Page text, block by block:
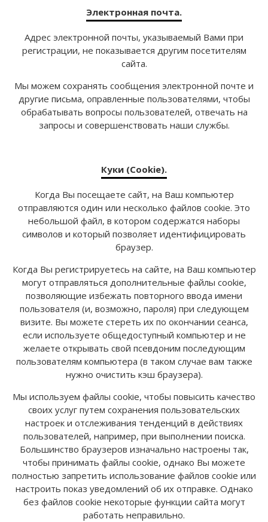
Электронная почта.
Адрес электронной почты, указываемый Вами при
регистрации, не показывается другим посетителям
сайта.
Мы можем сохранять сообщения электронной почте и
другие письма, оправленные пользователями, чтобы
обрабатывать вопросы пользователей, отвечать на
запросы и совершенствовать наши службы.
Куки (Cookie).
Когда Вы посещаете сайт, на Ваш компьютер
отправляются один или несколько файлов cookie. Это
небольшой файл, в котором содержатся наборы
символов и который позволяет идентифицировать
браузер.
Когда Вы регистрируетесь на сайте, на Ваш компьютер
могут отправляться дополнительные файлы cookie,
позволяющие избежать повторного ввода имени
пользователя (и, возможно, пароля) при следующем
визите. Вы можете стереть их по окончании сеанса,
если используете общедоступный компьютер и не
желаете открывать свой псевдоним последующим
пользователям компьютера (в таком случае вам также
нужно очистить кэш браузера).
Мы используем файлы cookie, чтобы повысить качество
своих услуг путем сохранения пользовательских
настроек и отслеживания тенденций в действиях
пользователей, например, при выполнении поиска.
Большинство браузеров изначально настроены так,
чтобы принимать файлы cookie, однако Вы можете
полностью запретить использование файлов cookie или
настроить показ уведомлений об их отправке. Однако
без файлов cookie некоторые функции сайта могут
работать неправильно.